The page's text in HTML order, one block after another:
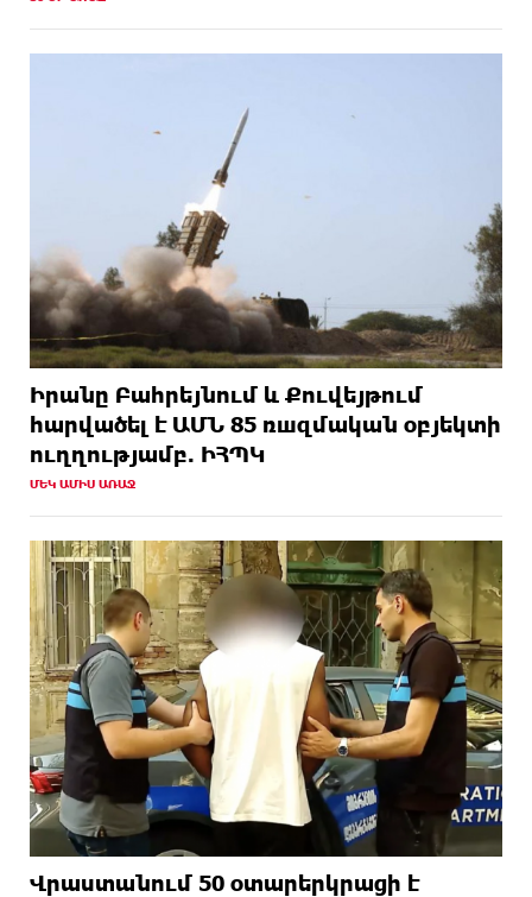
Իրանը Բահրեյնում և Քուվեյթում
hարվածել է ԱՄՆ 85 ռшզմական օբյեկտի
ուղղությամբ. ԻՀՊԿ
ՄԵԿ ԱՄԻՍ ԱՌԱՋ
Վրաստանում 50 օտարերկրացի է